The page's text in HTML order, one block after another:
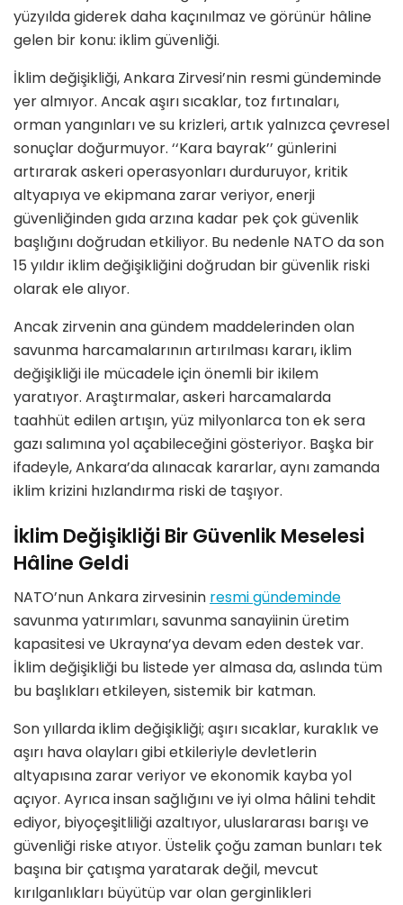
yüzyılda giderek daha kaçınılmaz ve görünür hâline
gelen bir konu: iklim güvenliği.
İklim değişikliği, Ankara Zirvesi’nin resmi gündeminde
yer almıyor. Ancak aşırı sıcaklar, toz fırtınaları,
orman yangınları ve su krizleri, artık yalnızca çevresel
sonuçlar doğurmuyor. ‘‘Kara bayrak’’ günlerini
artırarak askeri operasyonları durduruyor, kritik
altyapıya ve ekipmana zarar veriyor, enerji
güvenliğinden gıda arzına kadar pek çok güvenlik
başlığını doğrudan etkiliyor. Bu nedenle NATO da son
15 yıldır iklim değişikliğini doğrudan bir güvenlik riski
olarak ele alıyor.
Ancak zirvenin ana gündem maddelerinden olan
savunma harcamalarının artırılması kararı, iklim
değişikliği ile mücadele için önemli bir ikilem
yaratıyor. Araştırmalar, askeri harcamalarda
taahhüt edilen artışın, yüz milyonlarca ton ek sera
gazı salımına yol açabileceğini gösteriyor. Başka bir
ifadeyle, Ankara’da alınacak kararlar, aynı zamanda
iklim krizini hızlandırma riski de taşıyor.
İklim Değişikliği Bir Güvenlik Meselesi
Hâline Geldi
NATO’nun Ankara zirvesinin resmi gündeminde
savunma yatırımları, savunma sanayiinin üretim
kapasitesi ve Ukrayna’ya devam eden destek var.
İklim değişikliği bu listede yer almasa da, aslında tüm
bu başlıkları etkileyen, sistemik bir katman.
Son yıllarda iklim değişikliği; aşırı sıcaklar, kuraklık ve
aşırı hava olayları gibi etkileriyle devletlerin
altyapısına zarar veriyor ve ekonomik kayba yol
açıyor. Ayrıca insan sağlığını ve iyi olma hâlini tehdit
ediyor, biyoçeşitliliği azaltıyor, uluslararası barışı ve
güvenliği riske atıyor. Üstelik çoğu zaman bunları tek
başına bir çatışma yaratarak değil, mevcut
kırılganlıkları büyütüp var olan gerginlikleri